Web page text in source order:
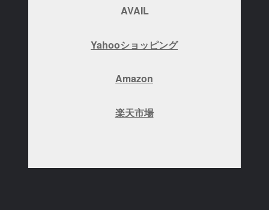
AVAIL
Yahooショッピング
Amazon
楽天市場